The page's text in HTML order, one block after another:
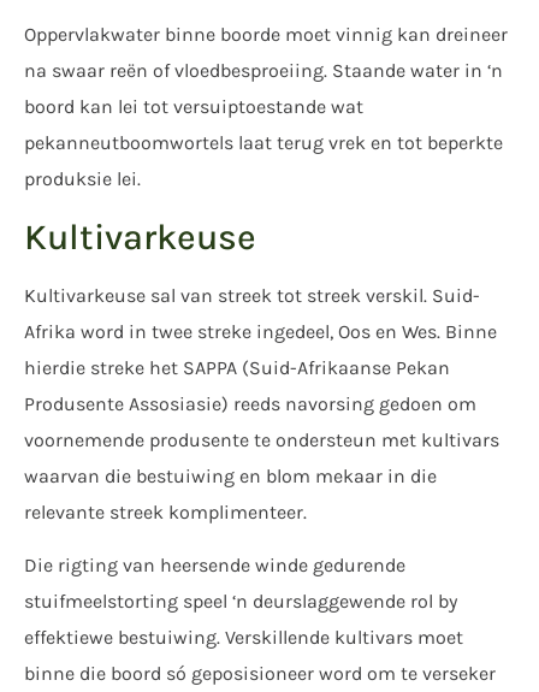
Oppervlakwater binne boorde moet vinnig kan dreineer
na swaar reën of vloedbesproeiing. Staande water in ‘n
boord kan lei tot versuiptoestande wat
pekanneutboomwortels laat terug vrek en tot beperkte
produksie lei.
Kultivarkeuse
Kultivarkeuse sal van streek tot streek verskil. Suid-
Afrika word in twee streke ingedeel, Oos en Wes. Binne
hierdie streke het SAPPA (Suid-Afrikaanse Pekan
Produsente Assosiasie) reeds navorsing gedoen om
voornemende produsente te ondersteun met kultivars
waarvan die bestuiwing en blom mekaar in die
relevante streek komplimenteer.
Die rigting van heersende winde gedurende
stuifmeelstorting speel ‘n deurslaggewende rol by
effektiewe bestuiwing. Verskillende kultivars moet
binne die boord só geposisioneer word om te verseker